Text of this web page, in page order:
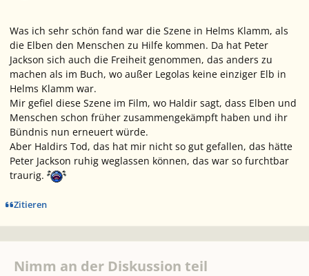
Was ich sehr schön fand war die Szene in Helms Klamm, als
die Elben den Menschen zu Hilfe kommen. Da hat Peter
Jackson sich auch die Freiheit genommen, das anders zu
machen als im Buch, wo außer Legolas keine einziger Elb in
Helms Klamm war.
Mir gefiel diese Szene im Film, wo Haldir sagt, dass Elben und
Menschen schon früher zusammengekämpft haben und ihr
Bündnis nun erneuert würde.
Aber Haldirs Tod, das hat mir nicht so gut gefallen, das hätte
Peter Jackson ruhig weglassen können, das war so furchtbar
traurig.
Zitieren
Nimm an der Diskussion teil